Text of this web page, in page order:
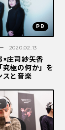
2020.02.13
×庄司紗矢香
極の何か」を
スと音楽